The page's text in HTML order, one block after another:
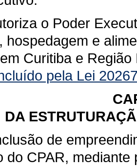
o Poder
hospedagem e
Curitiba e
pela Lei
DA
de
do CPAR,